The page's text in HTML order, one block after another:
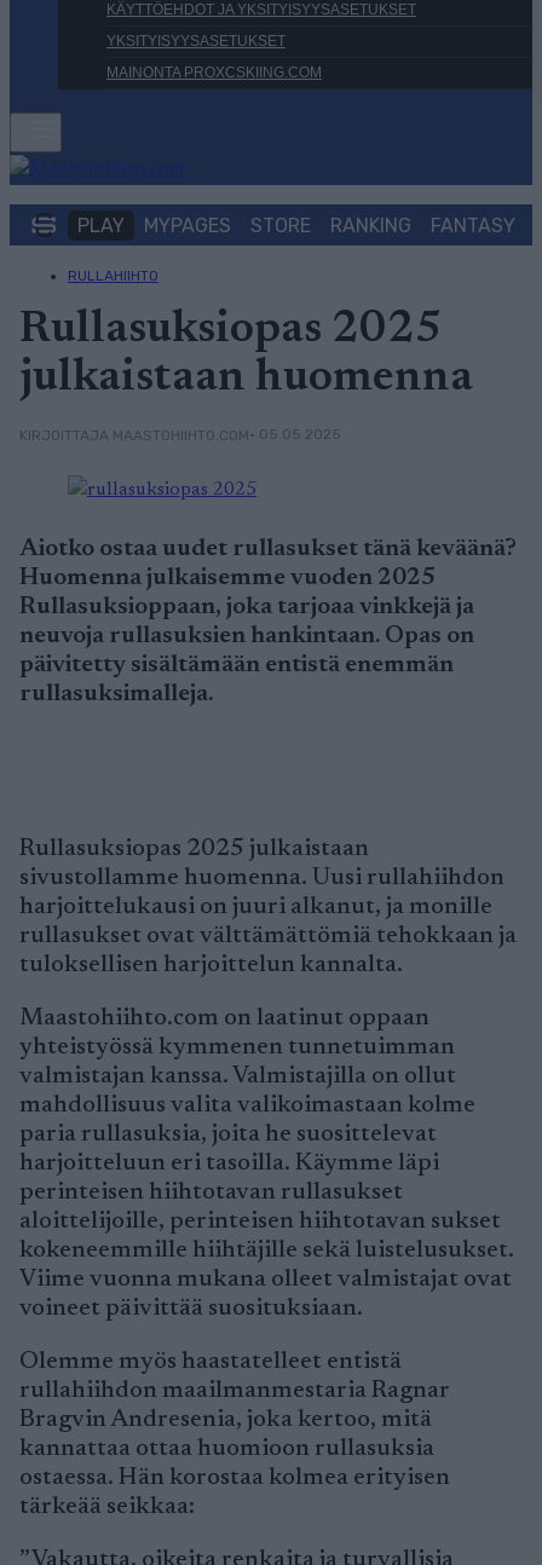
KÄYTTÖEHDOT JA YKSITYISYYSASETUKSET
YKSITYISYYSASETUKSET
MAINONTA PROXCSKIING.COM
PLAY MYPAGES STORE RANKING FANTASY
RULLAHIIHTO
Rullasuksiopas 2025
julkaistaan huomenna
KIRJOITTAJA MAASTOHIIHTO.COM• 05.05.2025
Aiotko ostaa uudet rullasukset tänä keväänä?
Huomenna julkaisemme vuoden 2025
Rullasuksioppaan, joka tarjoaa vinkkejä ja
neuvoja rullasuksien hankintaan. Opas on
päivitetty sisältämään entistä enemmän
rullasuksimalleja.
Rullasuksiopas 2025 julkaistaan
sivustollamme huomenna. Uusi rullahiihdon
harjoittelukausi on juuri alkanut, ja monille
rullasukset ovat välttämättömiä tehokkaan ja
tuloksellisen harjoittelun kannalta.
Maastohiihto.com on laatinut oppaan
yhteistyössä kymmenen tunnetuimman
valmistajan kanssa. Valmistajilla on ollut
mahdollisuus valita valikoimastaan kolme
paria rullasuksia, joita he suosittelevat
harjoitteluun eri tasoilla. Käymme läpi
perinteisen hiihtotavan rullasukset
aloittelijoille, perinteisen hiihtotavan sukset
kokeneemmille hiihtäjille sekä luistelusukset.
Viime vuonna mukana olleet valmistajat ovat
voineet päivittää suosituksiaan.
Olemme myös haastatelleet entistä
rullahiihdon maailmanmestaria Ragnar
Bragvin Andresenia, joka kertoo, mitä
kannattaa ottaa huomioon rullasuksia
ostaessa. Hän korostaa kolmea erityisen
tärkeää seikkaa:
”Vakautta, oikeita renkaita ja turvallisia